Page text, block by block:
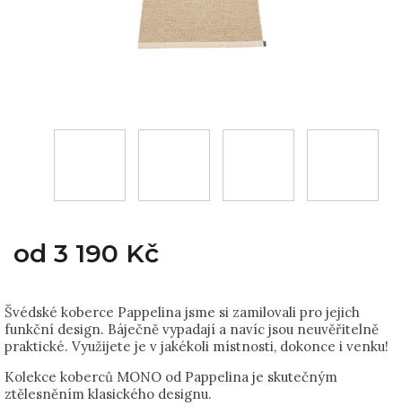
od 3 190 Kč
Švédské koberce Pappelina jsme si zamilovali pro jejich
funkční design. Báječně vypadají a navíc jsou neuvěřitelně
praktické. Využijete je v jakékoli místnosti, dokonce i venku!
Kolekce koberců MONO od Pappelina je skutečným
ztělesněním klasického designu.